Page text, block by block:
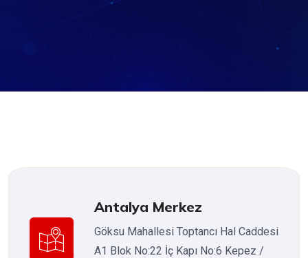
Antalya Merkez
Göksu Mahallesi Toptancı Hal Caddesi
A1 Blok No:22 İç Kapı No:6 Kepez /